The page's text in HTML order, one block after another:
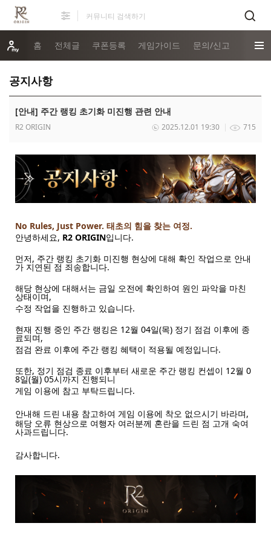
홈 전체글 쿠폰등록 게임가이드 문의/신고
공지사항
[안내] 주간 랭킹 초기화 미진행 관련 안내
R2 ORIGIN 715
2025.12.01 19:30
No Rules, Just Power.태초의 힘을 찾는 여정.
안녕하세요, R2 ORIGIN입니다.
먼저, 주간 랭킹 초기화 미진행 현상에 대해 확인 작업으로 안내
가 지연된 점 죄송합니다.
해당 현상에 대해서는 금일 오전에 확인하여 원인 파악을 마친
상태이며,
수정 작업을 진행하고 있습니다.
현재 진행 중인 주간 랭킹은 12월 04일(목) 정기 점검 이후에 종
료되며,
점검 완료 이후에 주간 랭킹 혜택이 적용될 예정입니다.
또한, 정기 점검 종료 이후부터 새로운 주간 랭킹 컨셉이 12월 0
8일(월) 05시까지 진행되니
게임 이용에 참고 부탁드립니다.
안내해 드린 내용 참고하여 게임 이용에 착오 없으시기 바라며,
해당 오류 현상으로 여행자 여러분께 혼란을 드린 점 고개 숙여
사과드립니다.
감사합니다.